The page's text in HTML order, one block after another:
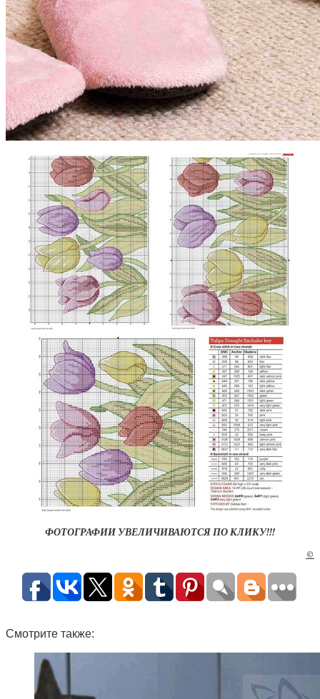
ФОТОГРАФИИ УВЕЛИЧИВАЮТСЯ ПО КЛИКУ!!!
©
Смотрите также: